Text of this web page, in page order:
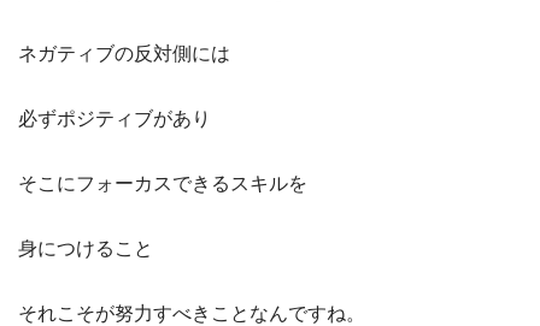
ネガティブの反対側には
必ずポジティブがあり
そこにフォーカスできるスキルを
身につけること
それこそが努力すべきことなんですね。